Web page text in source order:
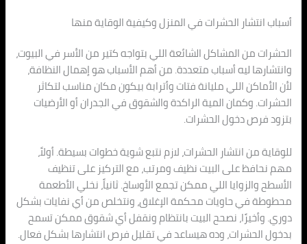
أسباب انتشار الحشرات في المنزل وكيفية الوقاية منها
الحشرات من المشاكل الشائعة اللي بتواجه كتير من الأسر في البيوت،
وانتشارها ليه أسباب متعددة. من أهم الأسباب هو إهمال النظافة،
لأن الأماكن اللي مليانة فتات وأترابة بيكون مكان مناسب لتكاثر
الحشرات. وكمان المية الراكدة والشقوق في الجدران أو الأرضيات
بتزود فرص دخول الحشرات.
للوقاية من انتشار الحشرات، لازم نتبع شوية خطوات بسيطة. أولاً،
مهم نحافظ على البيت نظيف ومرتب، مع التركيز على تنظيف
الأسطح والزوايا اللي ممكن تجمع الأوساخ. ثانياً، نخلي الأطعمة
محطوطة في حاويات محكمة الإغلاق، ونتخلص من أي نفايات بشكل
دوري. وأخيرًا، نصحح البيت بانتظام ونقفل أي شقوق ممكن تسمح
بدخول الحشرات، وده هيساعد في تقليل فرص انتشارها بشكل فعال.